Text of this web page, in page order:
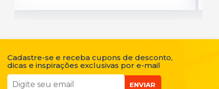
Cadastre-se e receba cupons de desconto,
dicas e inspirações exclusivas por e-mail
ENVIAR